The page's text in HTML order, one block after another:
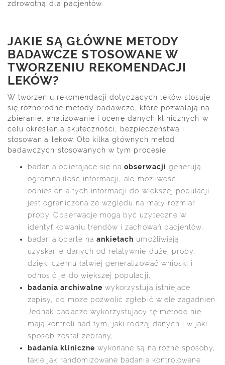
zdrowotną dla pacjentów.
JAKIE SĄ GŁÓWNE METODY
BADAWCZE STOSOWANE W
TWORZENIU REKOMENDACJI
LEKÓW?
W tworzeniu rekomendacji dotyczących leków stosuje
się różnorodne metody badawcze, które pozwalają na
zbieranie, analizowanie i ocenę danych klinicznych w
celu określenia skuteczności, bezpieczeństwa i
stosowania leków. Oto kilka głównych metod
badawczych stosowanych w tym procesie:
badania opierające się naobserwacji generują
ogromną ilość informacji, ale możliwość
odniesienia tych informacji do większej populacji
jest ograniczona ze względu na mały rozmiar
próby. Obserwacje mogą być użyteczne w
identyfikowaniu trendów i zachowań pacjentów,
badania oparte na ankietach umożliwiają
uzyskanie danych od relatywnie dużej próby,
dzięki czemu łatwiej generalizować wnioski i
odnosić je do większej populacji,
badania archiwalne wykorzystują istniejące
zapisy, co może pozwolić zgłębić wiele zagadnień.
Jednak badacze wykorzystujący tę metodę nie
mają kontroli nad tym, jaki rodzaj danych i w jaki
sposób został zebrany,
badania kliniczne wykonane są na różne sposoby,
takie jak randomizowane badania kontrolowane